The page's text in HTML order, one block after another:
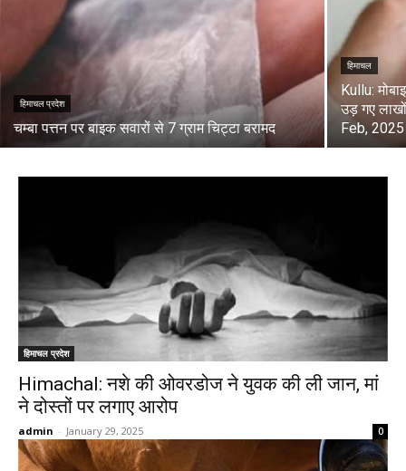
हिमाचल प्रदेश
चम्बा पत्तन पर बाइक सवारों से 7 ग्राम चिट्टा बरामद
हिमाचल
Kullu:
उड़ गए
Feb,
हिमाचल प्रदेश
Himachal: नशे की ओवरडोज ने युवक की ली जान, मां
ने दोस्तों पर लगाए आरोप
admin - January 29, 2025 0